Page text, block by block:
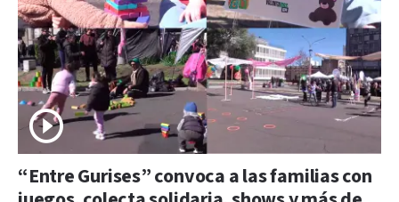
“Entre Gurises” convoca a las familias con